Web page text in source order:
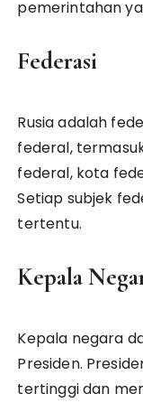
pemerintahan
Federasi
Rusia adalah
federal,
federal, kota
Setiap subjek
tertentu.
Kepala
Kepala negara
Presiden.
tertinggi dan